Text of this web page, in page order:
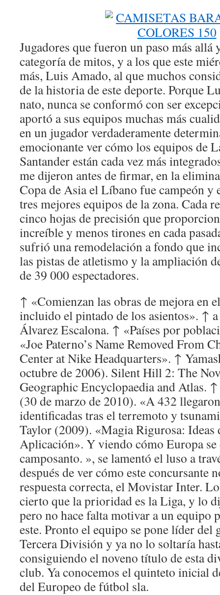
Jugadores que fueron un paso más allá
categoría de mitos, y a los que este
más, Luis Amado, al que muchos
de la historia de este deporte. Porque
nato, nunca se conformó con ser
aportó a sus equipos muchas más
en un jugador verdaderamente
emocionante ver cómo los equipos de
Santander están cada vez más
me dijeron antes de firmar, en la
Copa de Asia el Líbano fue campeón y
tres mejores equipos de la zona. Cada
cinco hojas de precisión que
increíble y menos tirones en cada
sufrió una remodelación a fondo que
las pistas de atletismo y la ampliación
de 39 000 espectadores.
↑ «Comienzan las obras de mejora en
incluido el pintado de los asientos». ↑
Álvarez Escalona. ↑ «Países por
«Joe Paterno’s Name Removed From
Center at Nike Headquarters». ↑
octubre de 2006). Silent Hill 2: The
Geographic Encyclopaedia and Atlas.
(30 de marzo de 2010). «A 432
identificadas tras el terremoto y
Taylor (2009). «Magia Rigurosa: Ideas
Aplicación». Y viendo cómo Europa se
camposanto. », se lamentó el luso a
después de ver cómo este concursante
respuesta correcta, el Movistar Inter.
cierto que la prioridad es la Liga, y lo
pero no hace falta motivar a un equipo
este. Pronto el equipo se pone líder
Tercera División y ya no lo soltaría
consiguiendo el noveno título de esta
club. Ya conocemos el quinteto inicial
del Europeo de fútbol sla.